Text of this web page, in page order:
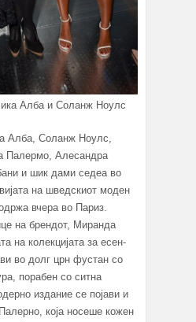
Алба и Соланж Ноулс
Алба, Соланж Ноулс,
Палермо, Алесандра
и шик дами седеа во
на шведскиот моден
вчера во Париз.
на брендот, Миранда
на колекцијата за есен-
во долг црн фустан со
порабен со ситна
издание се појави и
која носеше кожен